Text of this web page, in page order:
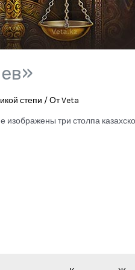
степи / ОтVeta
три столпа